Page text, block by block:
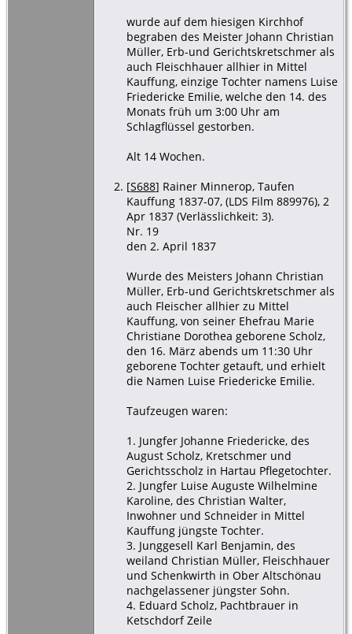
wurde auf dem hiesigen Kirchhof
begraben des Meister Johann Christian
Müller, Erb-und Gerichtskretschmer als
auch Fleischhauer allhier in Mittel
Kauffung, einzige Tochter namens Luise
Friedericke Emilie, welche den 14. des
Monats früh um 3:00 Uhr am
Schlagflüssel gestorben.
Alt 14 Wochen.
[S688] Rainer Minnerop, Taufen
Kauffung 1837-07, (LDS Film 889976), 2
Apr 1837 (Verlässlichkeit: 3).
Nr. 19
den 2. April 1837
Wurde des Meisters Johann Christian
Müller, Erb-und Gerichtskretschmer als
auch Fleischer allhier zu Mittel
Kauffung, von seiner Ehefrau Marie
Christiane Dorothea geborene Scholz,
den 16. März abends um 11:30 Uhr
geborene Tochter getauft, und erhielt
die Namen Luise Friedericke Emilie.
Taufzeugen waren:
1. Jungfer Johanne Friedericke, des
August Scholz, Kretschmer und
Gerichtsscholz in Hartau Pflegetochter.
2. Jungfer Luise Auguste Wilhelmine
Karoline, des Christian Walter,
Inwohner und Schneider in Mittel
Kauffung jüngste Tochter.
3. Junggesell Karl Benjamin, des
weiland Christian Müller, Fleischhauer
und Schenkwirth in Ober Altschönau
nachgelassener jüngster Sohn.
4. Eduard Scholz, Pachtbrauer in
Ketschdorf Zeile